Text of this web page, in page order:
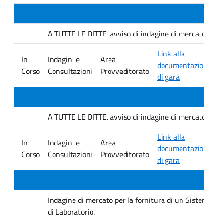
A TUTTE LE DITTE. avviso di indagine di mercato
In
Corso
Indagini e
Consultazioni
Area
Provveditorato
Link alla
documentazione
di gara
A TUTTE LE DITTE. avviso di indagine di mercato
In
Corso
Indagini e
Consultazioni
Area
Provveditorato
Link alla
documentazione
di gara
Indagine di mercato per la fornitura di un Sistema
di Laboratorio.